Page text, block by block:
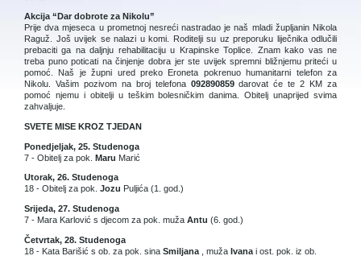
Akcija “Dar dobrote za Nikolu”
Prije dva mjeseca u prometnoj nesreći nastradao je naš mladi župljanin Nikola
Raguž. Još uvijek se nalazi u komi. Roditelji su uz preporuku liječnika odlučili
prebaciti ga na daljnju rehabilitaciju u Krapinske Toplice. Znam kako vas ne
treba puno poticati na činjenje dobra jer ste uvijek spremni bližnjemu priteći u
pomoć. Naš je župni ured preko Eroneta pokrenuo humanitarni telefon za
Nikolu. Vašim pozivom na broj telefona 092890859darovat će te 2 KM za
pomoć njemu i obitelji u teškim bolesničkim danima. Obitelj unaprijed svima
zahvaljuje.
SVETE MISE KROZ TJEDAN
Ponedjeljak, 25. Studenoga
7 - Obitelj za pok. Maru Marić
Utorak, 26. Studenoga
18 - Obitelj za pok. Jozu Puljića (1. god.)
Srijeda, 27. Studenoga
7 - Mara Karlović s djecom za pok. muža Antu (6. god.)
Četvrtak, 28. Studenoga
18 - Kata Barišić s ob. za pok. sina Smiljana , muža Ivana i ost. pok. iz ob.